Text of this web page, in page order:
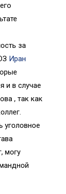
за
Иран
и в случае
, так как
уголовное
могу